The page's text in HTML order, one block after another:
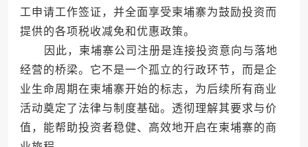
工申请工作签证，并全面享受柬埔寨为鼓励投资而
提供的各项税收减免和优惠政策。
因此，柬埔寨公司注册是连接投资意向与落地
经营的桥梁。它不是一个孤立的行政环节，而是企
业生命周期在柬埔寨开始的标志，为后续所有商业
活动奠定了法律与制度基础。透彻理解其要求与价
值，能帮助投资者稳健、高效地开启在柬埔寨的商